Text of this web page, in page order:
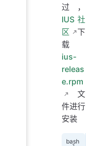
过，
IUS社
区
下
载
ius-
releas
e.rpm
文
件进行
安装